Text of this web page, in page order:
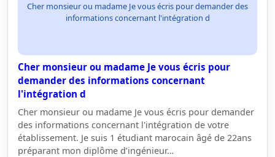
Cher monsieur ou madame Je vous écris pour demander des
informations concernant l'intégration d
Cher monsieur ou madame Je vous écris pour
demander des informations concernant
l'intégration d
Cher monsieur ou madame Je vous écris pour demander
des informations concernant l'intégration de votre
établissement. Je suis 1 étudiant marocain âgé de 22ans
préparant mon diplôme d’ingénieur…